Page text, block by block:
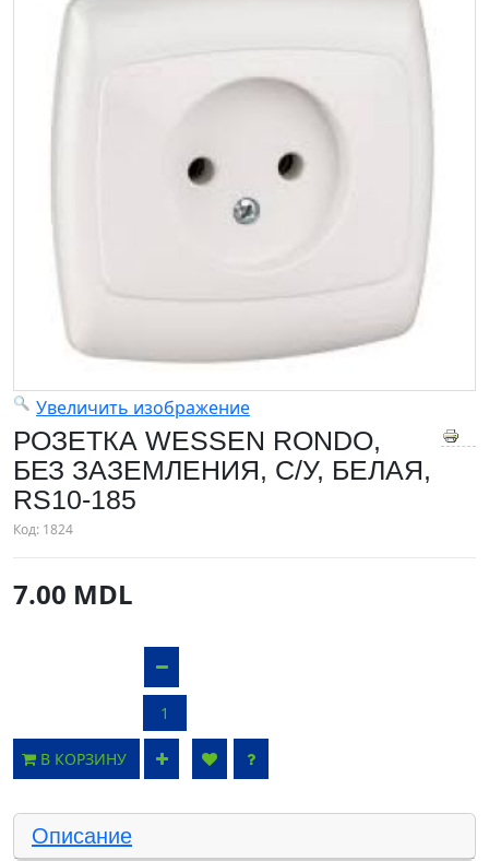
Увеличить изображение
РОЗЕТКА WESSEN RONDO,
БЕЗ ЗАЗЕМЛЕНИЯ, С/У, БЕЛАЯ,
RS10-185
Код: 1824
7.00 MDL
В КОРЗИНУ
Описание